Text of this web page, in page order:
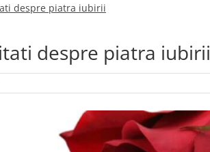
despre piatra iubirii
despre piatra iubirii